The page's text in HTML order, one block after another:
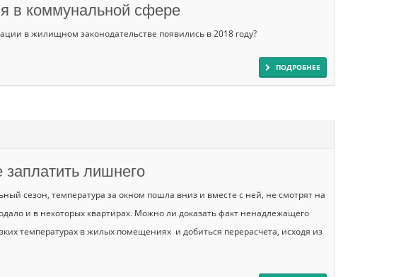
в коммунальной сфере
в жилищном законодательстве появились в 2018 году?
ПОДРОБНЕЕ
лишнего
сезон, температура за окном пошла вниз и вместе с ней, не смотрят на
и в некоторых квартирах. Можно ли доказать факт ненадлежащего
температурах в жилых помещениях и добиться перерасчета, исходя из